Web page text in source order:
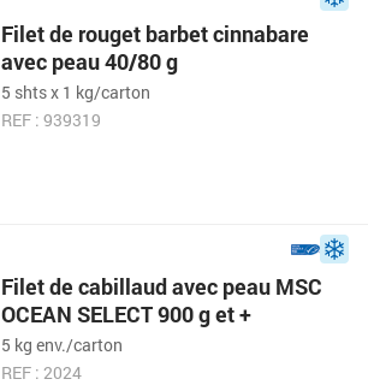
Filet de rouget barbet cinnabare
avec peau 40/80 g
5 shts x 1 kg/carton
REF : 939319
Filet de cabillaud avec peau MSC
OCEAN SELECT 900 g et +
5 kg env./carton
REF : 2024